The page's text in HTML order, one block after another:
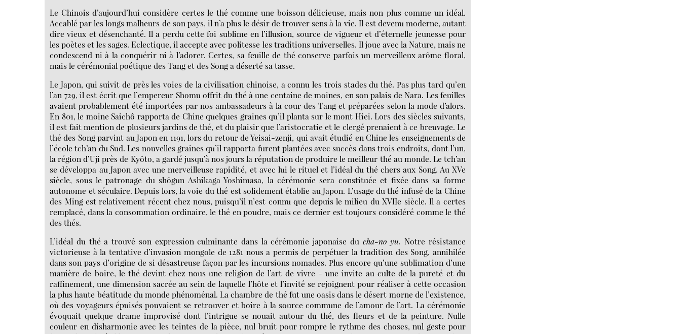
Le Chinois d’aujourd’hui considère certes le thé comme une boisson délicieuse, mais non plus comme un idéal.
Accablé par les longs malheurs de son pays, il n’a plus le désir de trouver sens à la vie. Il est devenu moderne, autant
dire vieux et désenchanté. Il a perdu cette foi sublime en l’illusion, source de vigueur et d’éternelle jeunesse pour
les poètes et les sages. Eclectique, il accepte avec politesse les traditions universelles. Il joue avec la Nature, mais ne
condescend ni à la conquérir ni à l’adorer. Certes, sa feuille de thé conserve parfois un merveilleux arôme floral,
mais le cérémonial poétique des Tang et des Song a déserté sa tasse.
Le Japon, qui suivit de près les voies de la civilisation chinoise, a connu les trois stades du thé. Pas plus tard qu’en
l’an 729, il est écrit que l’empereur Shomu offrit du thé à une centaine de moines, en son palais de Nara. Les feuilles
avaient probablement été importées par nos ambassadeurs à la cour des Tang et préparées selon la mode d’alors.
En 801, le moine Saichô rapporta de Chine quelques graines qu’il planta sur le mont Hiei. Lors des siècles suivants,
il est fait mention de plusieurs jardins de thé, et du plaisir que l’aristocratie et le clergé prenaient à ce breuvage. Le
thé des Song parvint au Japon en 1191, lors du retour de Yeisai-zenji, qui avait étudié en Chine les enseignements de
l’école tch’an du Sud. Les nouvelles graines qu’il rapporta furent plantées avec succès dans trois endroits, dont l’un,
la région d’Uji près de Kyôto, a gardé jusqu’à nos jours la réputation de produire le meilleur thé au monde. Le tch’an
se développa au Japon avec une merveilleuse rapidité, et avec lui le rituel et l’idéal du thé chers aux Song. Au XVe
siècle, sous le patronage du shôgun Ashikaga Yoshimasa, la cérémonie sera constituée et fixée dans sa forme
autonome et séculaire. Depuis lors, la voie du thé est solidement établie au Japon. L’usage du thé infusé de la Chine
des Ming est relativement récent chez nous, puisqu’il n’est connu que depuis le milieu du XVIIe siècle. Il a certes
remplacé, dans la consommation ordinaire, le thé en poudre, mais ce dernier est toujours considéré comme le thé
des thés.
L’idéal du thé a trouvé son expression culminante dans la cérémonie japonaise du cha-no yu.Notre résistance
victorieuse à la tentative d’invasion mongole de 1281 nous a permis de perpétuer la tradition des Song, annihilée
dans son pays d’origine de si désastreuse façon par les incursions nomades. Plus encore qu’une sublimation d’une
manière de boire, le thé devint chez nous une religion de l’art de vivre - une invite au culte de la pureté et du
raffinement, une dimension sacrée au sein de laquelle l’hôte et l’invité se rejoignent pour réaliser à cette occasion
la plus haute béatitude du monde phénoménal. La chambre de thé fut une oasis dans le désert morne de l’existence,
où des voyageurs épuisés pouvaient se retrouver et boire à la source commune de l’amour de l’art. La cérémonie
évoquait quelque drame improvisé dont l’intrigue se nouait autour du thé, des fleurs et de la peinture. Nulle
couleur en disharmonie avec les teintes de la pièce, nul bruit pour rompre le rythme des choses, nul geste pour